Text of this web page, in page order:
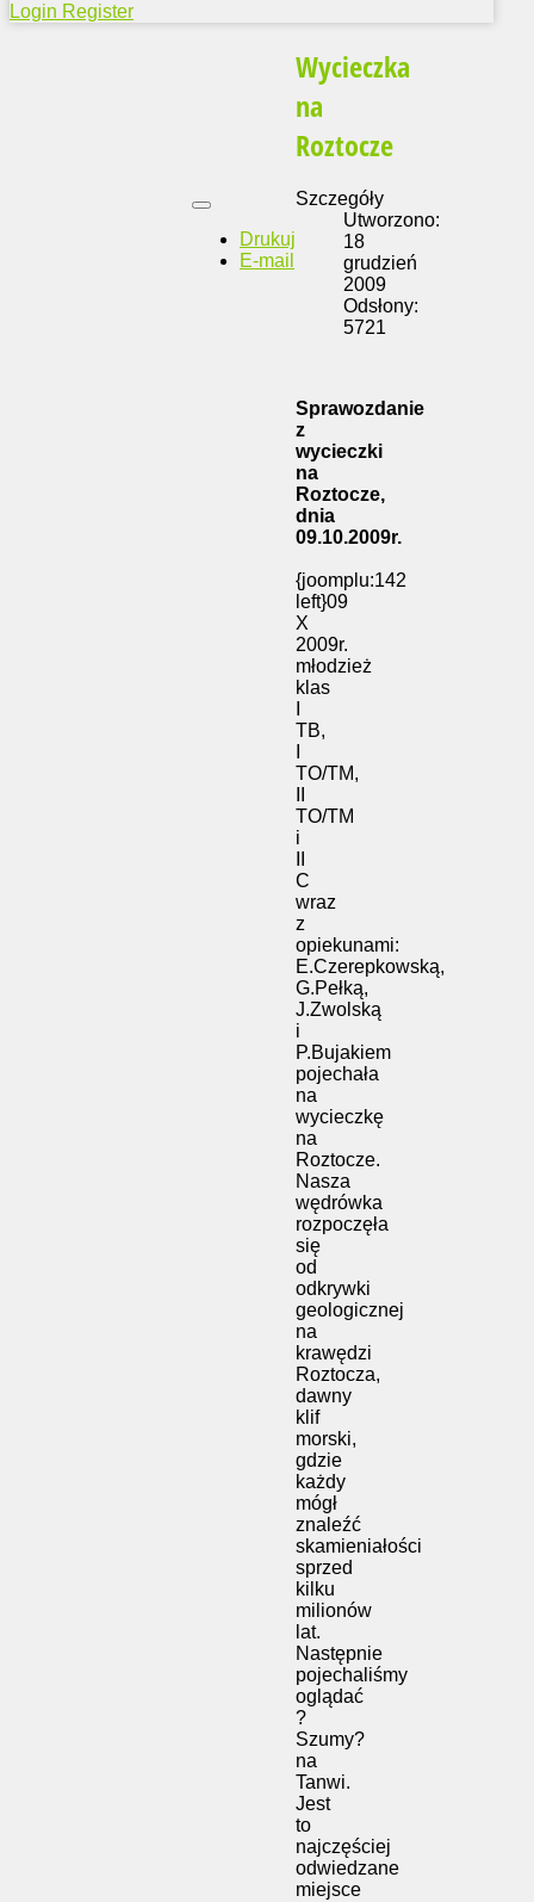
Login Register
Wycieczka
na
Roztocze
Drukuj
E-mail
Szczegóły
Utworzono:
18
grudzień
2009
Odsłony:
5721
Sprawozdanie
z
wycieczki
na
Roztocze,
dnia
09.10.2009r.
{joomplu:142
left}09
X
2009r.
młodzież
klas
TB,
TO/TM,
TO/TM
i
C
wraz
z
opiekunami:
E.Czerepkowską,
G.Pełką,
J.Zwolską
i
P.Bujakiem
pojechała
na
wycieczkę
na
Roztocze.
Nasza
wędrówka
rozpoczęła
się
od
odkrywki
geologicznej
na
krawędzi
Roztocza,
dawny
klif
morski,
gdzie
każdy
mógł
znaleźć
skamieniałości
sprzed
kilku
milionów
lat.
Następnie
pojechaliśmy
oglądać
?
Szumy?
na
Tanwi.
Jest
to
najczęściej
odwiedzane
miejsce